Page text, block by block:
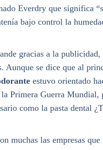
Everdry que significa
bajo control la
gracias a la publicidad,
Aunque se dice que al
estuvo orientado
Primera Guerra Mundial,
como la pasta dental
muchas las empresas que